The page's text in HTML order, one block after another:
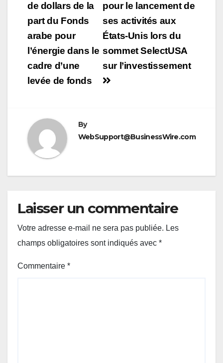
pour le lancement de
ses activités aux
États-Unis lors du
sommet SelectUSA
sur l’investissement
de dollars de la
part du Fonds
arabe pour
l’énergie dans le
cadre d’une
levée de fonds
By
WebSupport@BusinessWire.com
Laisser un commentaire
Votre adresse e-mail ne sera pas publiée. Les
champs obligatoires sont indiqués avec *
Commentaire *